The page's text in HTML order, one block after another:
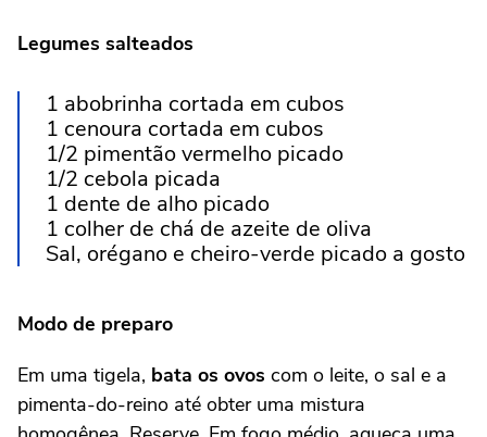
Legumes salteados
1 abobrinha cortada em cubos
1 cenoura cortada em cubos
1/2 pimentão vermelho picado
1/2 cebola picada
1 dente de alho picado
1 colher de chá de azeite de oliva
Sal, orégano e cheiro-verde picado a gosto
Modo de preparo
Em uma tigela, bata os ovos com o leite, o sal e a
pimenta-do-reino até obter uma mistura